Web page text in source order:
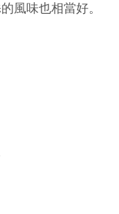
風味也相當好。